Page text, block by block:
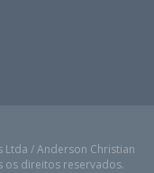
/ Anderson Christian
os direitos reservados.